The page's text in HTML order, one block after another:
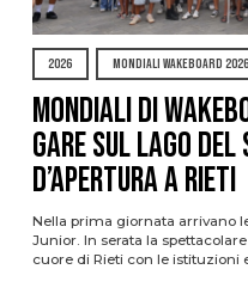
2026 MONDIALI WAKEBOARD 2026
Mondiali di
gare sul Lago
d’apertura a Rieti
Nella prima giornata arrivano
Junior. In serata la
cuore di Rieti con le istituzioni